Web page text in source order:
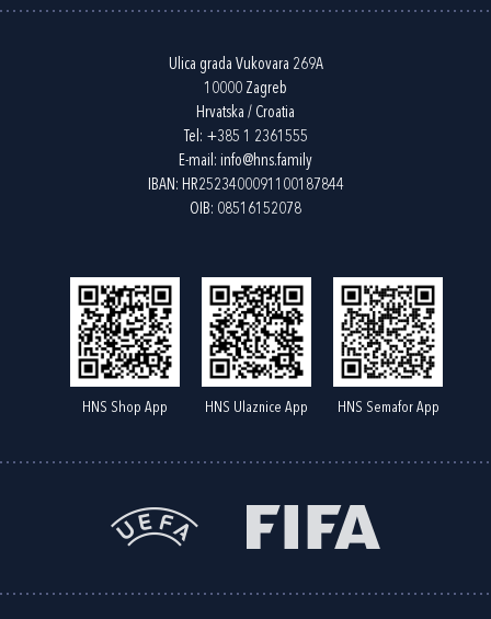
Ulica grada Vukovara 269A
10000 Zagreb
Hrvatska / Croatia
Tel: +385 1 2361555
E-mail: info@hns.family
IBAN: HR2523400091100187844
OIB: 08516152078
HNS Shop App HNS Ulaznice App HNS Semafor App